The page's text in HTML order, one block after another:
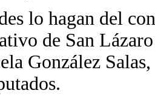
lo hagan del
de San
González